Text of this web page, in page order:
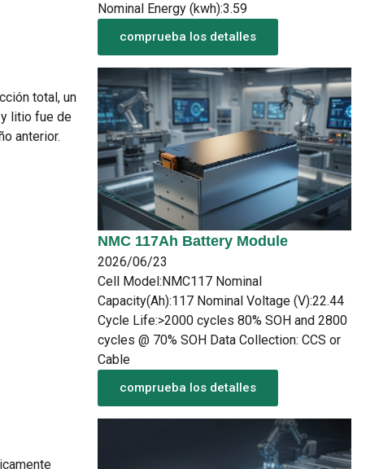
total, un
litio fue de
anterior.
Nominal Energy (kwh):3.59
comprueba los detalles
NMC 117Ah Battery Module
2026/06/23
Cell Model:NMC117 Nominal
Capacity(Ah):117 Nominal Voltage (V):22.44
Cycle Life:>2000 cycles 80% SOH and 2800
cycles @ 70% SOH Data Collection: CCS or
Cable
comprueba los detalles